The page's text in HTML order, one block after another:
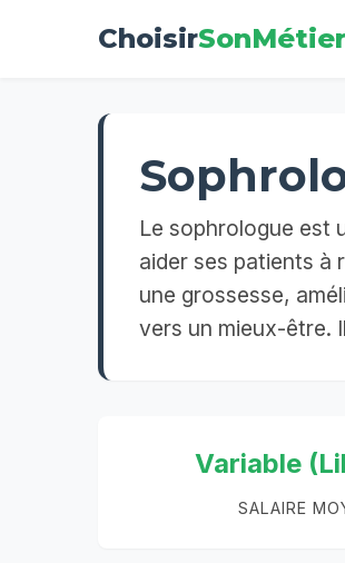
ChoisirSonMétier
Le sophrologue est
aider ses patients à
une grossesse,
vers un mieux-être.
Variable
SALAIRE